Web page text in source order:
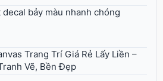
decal bảy màu nhanh chóng
Trang Trí Giá Rẻ Lấy Liền –
Vẽ, Bền Đẹp